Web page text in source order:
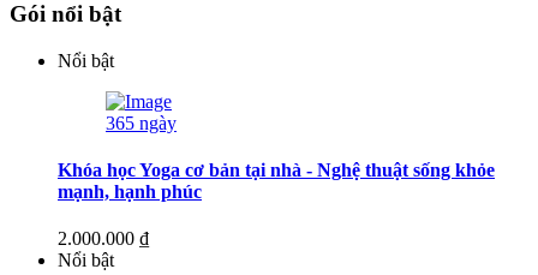
Gói nổi bật
Nổi bật
365 ngày
Khóa học Yoga cơ bản tại nhà - Nghệ thuật sống khỏe
mạnh, hạnh phúc
2.000.000 ₫
Nổi bật